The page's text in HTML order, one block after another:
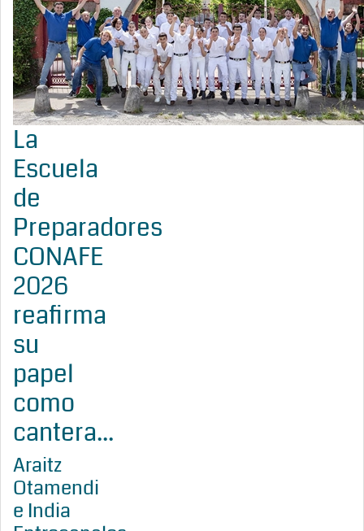
La
Escuela
de
Preparadores
CONAFE
2026
reafirma
su
papel
como
cantera...
Araitz
Otamendi
e India